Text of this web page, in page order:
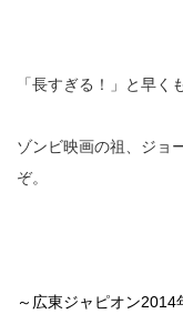
「長すぎる！」と早く
ゾンビ映画の祖、ジョ
ぞ。
～広東ジャピオン2014